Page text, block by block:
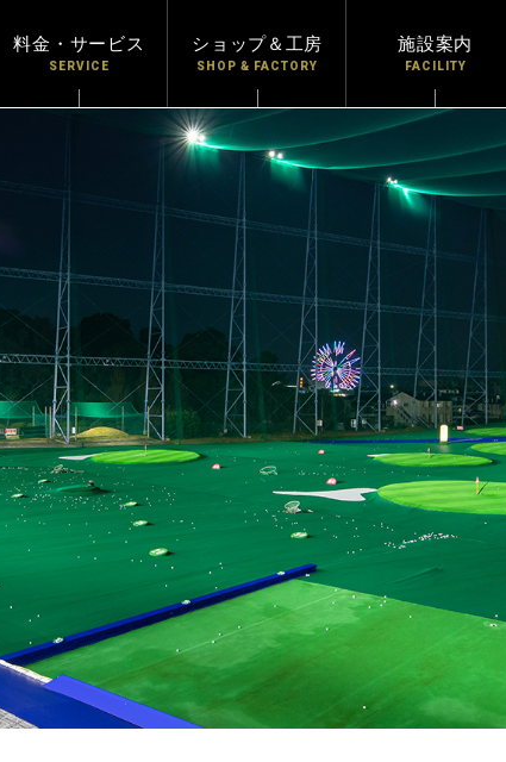
料金・サービス
SERVICE
ショップ＆工房
SHOP & FACTORY
施設案内
FACILITY